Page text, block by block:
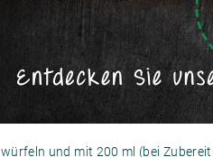
würfeln und mit 200 ml (bei